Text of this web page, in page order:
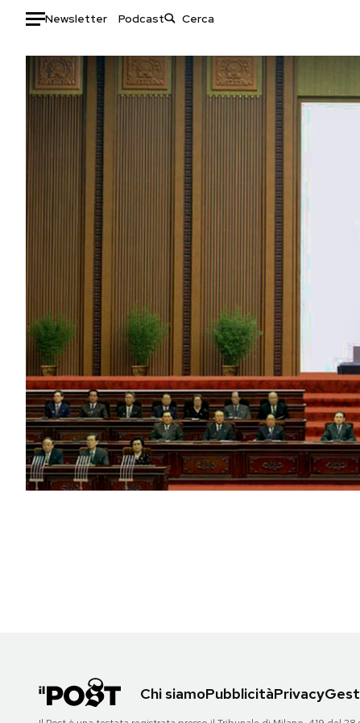
Newsletter Podcast
Auto
HOME
Italia
Mondo
Politica
Tecnologia
Internet
Scienza
Cultura
Economia
Sport
Mondiali calcio 2026
PODCAST
NEWSLETTER
Area PersonaleChi siamoPubblicitàPrivacy